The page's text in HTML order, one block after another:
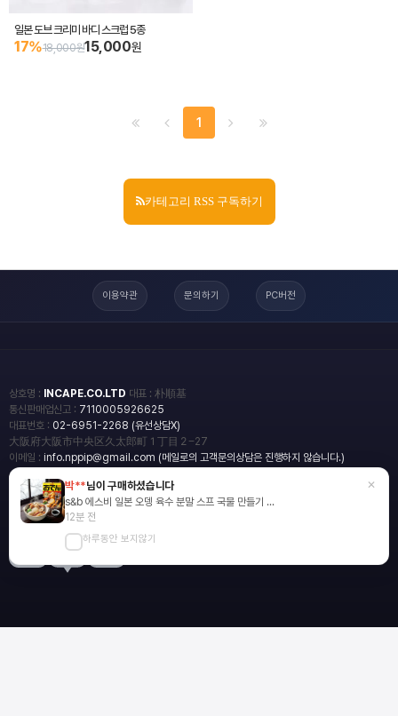
일본 도브 크리미 바디 스크럽 5종
17%18,000원15,000원
1
카테고리 RSS 구독하기
이용약관 문의하기 PC버전
상호명 : INCAPE.CO.LTD 대표 : 朴順基
통신판매업신고 : 7110005926625
대표번호 : 02-6951-2268 (유선상담X)
大阪府大阪市中央区久太郎町１丁目２−27
이메일 : info.nppip@gmail.com (메일로의 고객문의상담은 진행하지 않습니다.)
copyright
일본직구쇼핑몰 엔핍
2018 All rights reserved.
blog
박**님이 구매하셨습니다
s&b 에스비 일본 오뎅 육수 분말 스프 국물 만들기 ...
12분 전
하루동안 보지않기
×